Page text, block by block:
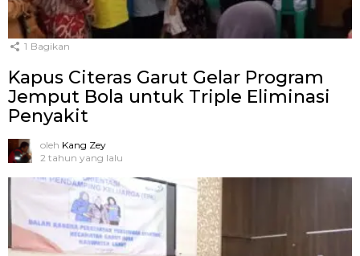
1 Bagikan
Kapus Citeras Garut Gelar Program
Jemput Bola untuk Triple Eliminasi
Penyakit
oleh Kang Zey
2 tahun yang lalu